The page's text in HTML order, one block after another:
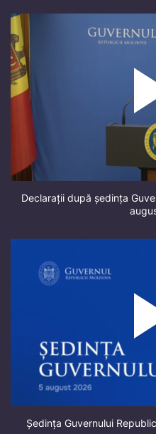
Declarații după ședința
Ședința Guvernului